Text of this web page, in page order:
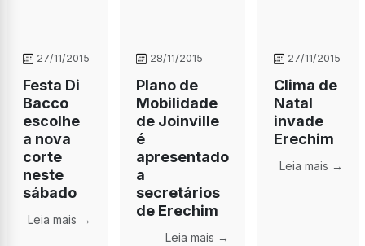
27/11/2015
Festa Di
Bacco
escolhe
a nova
corte
neste
sábado
Leia mais →
28/11/2015
Plano de
Mobilidade
de Joinville
é
apresentado
a
secretários
de Erechim
Leia mais →
27/11/2015
Clima de
Natal
invade
Erechim
Leia mais →